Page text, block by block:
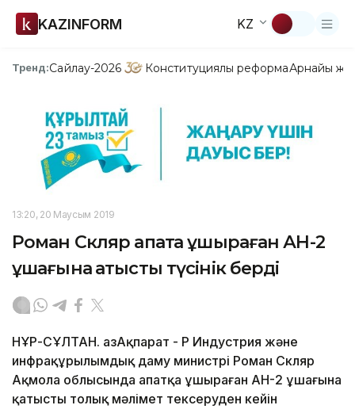
KAZINFORM KZ
Тренд:Сайлау-2026 Конституциялық реформаАрнайы
13:20, 20 Маусым 2019
Роман Скляр апатқа ұшыраған АН-2
ұшағына қатысты түсінік берді
НҰР-СҰЛТАН. ҚазАқпарат - ҚР Индустрия және
инфрақұрылымдық даму министрі Роман Скляр
Ақмола облысында апатқа ұшыраған АН-2 ұшағына
қатысты толық мәлімет тексеруден кейін